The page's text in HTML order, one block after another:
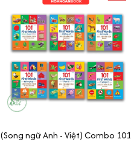
(Song ngữ Anh - Việt) Combo 101